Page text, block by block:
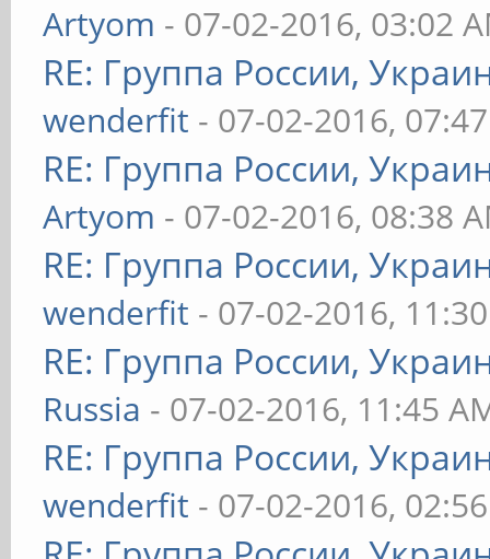
Artyom - 07-02-2016, 03:02
RE: Группа России,
wenderfit - 07-02-2016,
RE: Группа России,
Artyom - 07-02-2016, 08:38
RE: Группа России,
wenderfit - 07-02-2016,
RE: Группа России,
Russia - 07-02-2016, 11:45
RE: Группа России,
wenderfit - 07-02-2016,